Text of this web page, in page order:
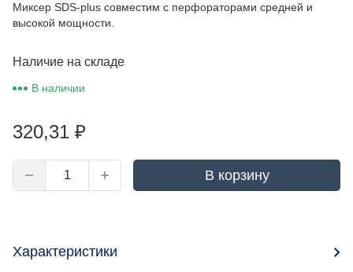
Миксер SDS-plus совместим с перфораторами средней и
высокой мощности.
Наличие на складе
В наличии
320,31 ₽
В корзину
Характеристики